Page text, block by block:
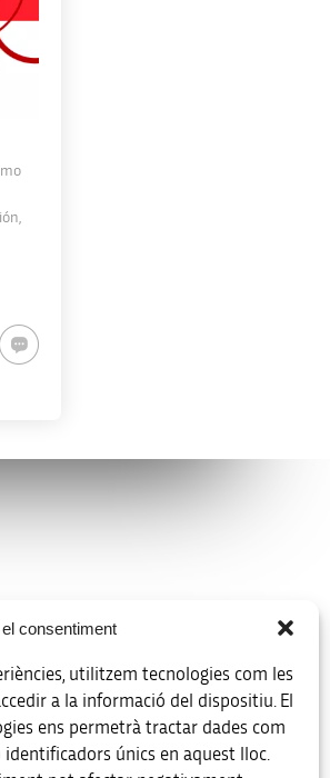
consentiment
utilitzem tecnologies com les
a la informació del dispositiu. El
ens permetrà tractar dades com
únics en aquest lloc.
de actividades de tratamiento